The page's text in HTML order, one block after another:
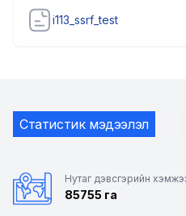
i113_ssrf_test
Статистик мэдээлэл
Нутаг дэвсгэрийн
85755 га